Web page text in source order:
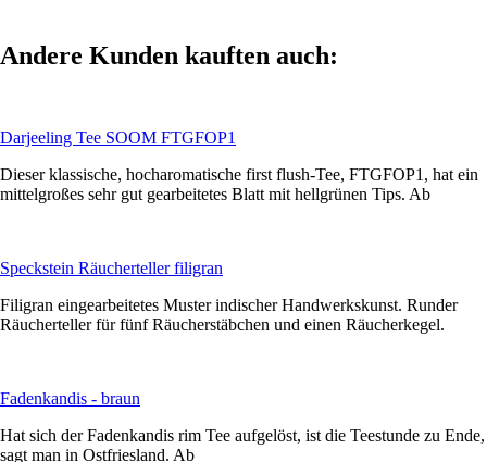
Andere Kunden kauften auch:
Darjeeling Tee SOOM FTGFOP1
Dieser klassische, hocharomatische first flush-Tee, FTGFOP1, hat ein
mittelgroßes sehr gut gearbeitetes Blatt mit hellgrünen Tips. Ab
Speckstein Räucherteller filigran
Filigran eingearbeitetes Muster indischer Handwerkskunst. Runder
Räucherteller für fünf Räucherstäbchen und einen Räucherkegel.
Fadenkandis - braun
Hat sich der Fadenkandis rim Tee aufgelöst, ist die Teestunde zu Ende,
sagt man in Ostfriesland. Ab